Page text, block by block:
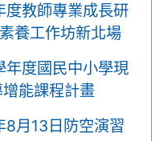
度教師專業成長研
養工作坊新北場
年度國民中小學現
能課程計畫
8月13日防空演習